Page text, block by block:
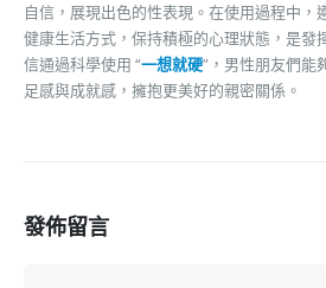
自信，展現出色的性表現。在使用過程中，
健康生活方式，保持積極的心理狀態，是發
信通過科學使用 “一想就硬”，男性朋友們能
足感與成就感，擁抱更美好的親密關係。
發佈留言